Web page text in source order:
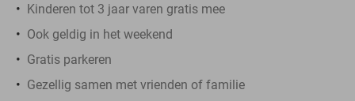
Kinderen tot 3 jaar varen gratis mee
Ook geldig in het weekend
Gratis parkeren
Gezellig samen met vrienden of familie